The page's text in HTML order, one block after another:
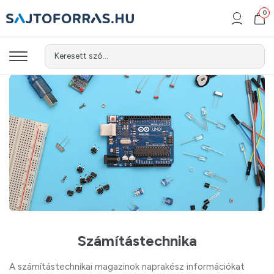
Keresett szó...
0
Számítástechnika
A számítástechnikai magazinok naprakész információkat